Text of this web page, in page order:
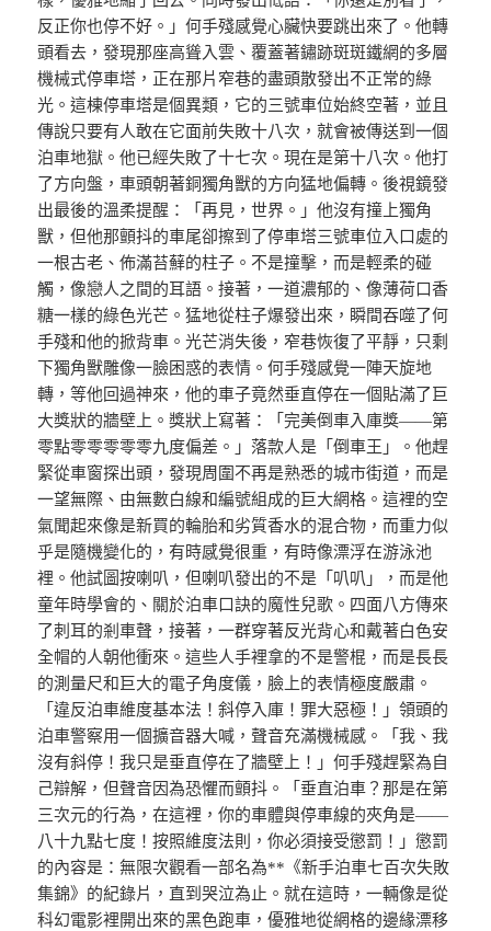
反正你也停不好。」何手殘感覺心臟快要跳出來了。他轉
頭看去，發現那座高聳入雲、覆蓋著鏽跡斑斑鐵網的多層
機械式停車塔，正在那片窄巷的盡頭散發出不正常的綠
光。這棟停車塔是個異類，它的三號車位始終空著，並且
傳說只要有人敢在它面前失敗十八次，就會被傳送到一個
泊車地獄。他已經失敗了十七次。現在是第十八次。他打
了方向盤，車頭朝著銅獨角獸的方向猛地偏轉。後視鏡發
出最後的溫柔提醒：「再見，世界。」他沒有撞上獨角
獸，但他那顫抖的車尾卻擦到了停車塔三號車位入口處的
一根古老、佈滿苔蘚的柱子。不是撞擊，而是輕柔的碰
觸，像戀人之間的耳語。接著，一道濃郁的、像薄荷口香
糖一樣的綠色光芒。猛地從柱子爆發出來，瞬間吞噬了何
手殘和他的掀背車。光芒消失後，窄巷恢復了平靜，只剩
下獨角獸雕像一臉困惑的表情。何手殘感覺一陣天旋地
轉，等他回過神來，他的車子竟然垂直停在一個貼滿了巨
大獎狀的牆壁上。獎狀上寫著：「完美倒車入庫獎——第
零點零零零零零九度偏差。」落款人是「倒車王」。他趕
緊從車窗探出頭，發現周圍不再是熟悉的城市街道，而是
一望無際、由無數白線和編號組成的巨大網格。這裡的空
氣聞起來像是新買的輪胎和劣質香水的混合物，而重力似
乎是隨機變化的，有時感覺很重，有時像漂浮在游泳池
裡。他試圖按喇叭，但喇叭發出的不是「叭叭」，而是他
童年時學會的、關於泊車口訣的魔性兒歌。四面八方傳來
了刺耳的剎車聲，接著，一群穿著反光背心和戴著白色安
全帽的人朝他衝來。這些人手裡拿的不是警棍，而是長長
的測量尺和巨大的電子角度儀，臉上的表情極度嚴肅。
「違反泊車維度基本法！斜停入庫！罪大惡極！」領頭的
泊車警察用一個擴音器大喊，聲音充滿機械感。「我、我
沒有斜停！我只是垂直停在了牆壁上！」何手殘趕緊為自
己辯解，但聲音因為恐懼而顫抖。「垂直泊車？那是在第
三次元的行為，在這裡，你的車體與停車線的夾角是——
八十九點七度！按照維度法則，你必須接受懲罰！」懲罰
的內容是：無限次觀看一部名為**《新手泊車七百次失敗
集錦》的紀錄片，直到哭泣為止。就在這時，一輛像是從
科幻電影裡開出來的黑色跑車，優雅地從網格的邊緣漂移